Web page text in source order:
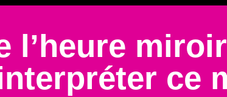
l’heure
ce